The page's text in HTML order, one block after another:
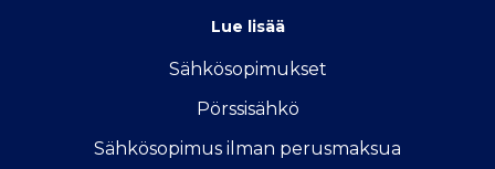
Lue lisää
Sähkösopimukset
Pörssisähkö
Sähkösopimus ilman perusmaksua